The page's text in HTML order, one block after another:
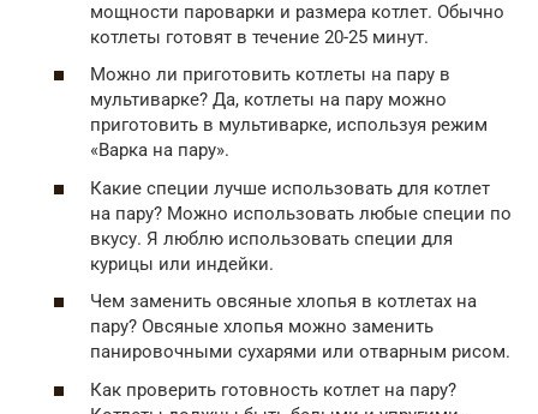
мощности пароварки и размера котлет. Обычно
котлеты готовят в течение 20-25 минут.
Можно ли приготовить котлеты на пару в
мультиварке? Да, котлеты на пару можно
приготовить в мультиварке, используя режим
«Варка на пару».
Какие специи лучше использовать для котлет
на пару? Можно использовать любые специи по
вкусу. Я люблю использовать специи для
курицы или индейки.
Чем заменить овсяные хлопья в котлетах на
пару? Овсяные хлопья можно заменить
панировочными сухарями или отварным рисом.
Как проверить готовность котлет на пару?